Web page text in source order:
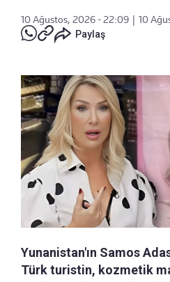
10 Ağustos, 2026 - 22:09
10
Paylaş
Yunanistan'ın Samos
Türk turistin, kozmetik